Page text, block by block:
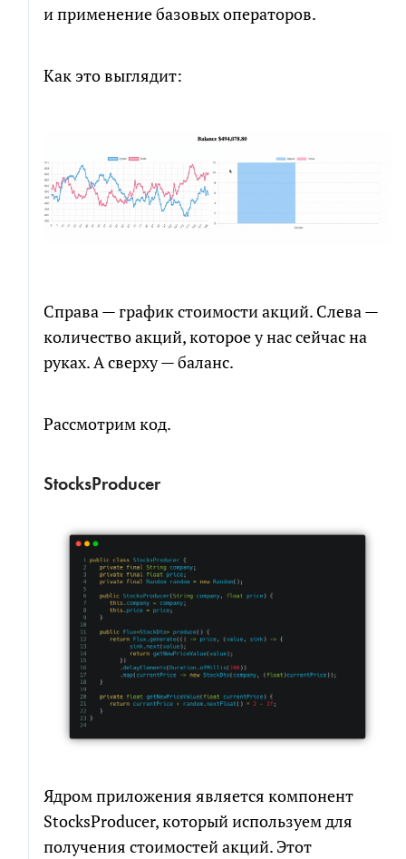
и применение базовых операторов.
Как это выглядит:
Справа — график стоимости акций. Слева —
количество акций, которое у нас сейчас на
руках. А сверху — баланс.
Рассмотрим код.
StocksProducer
Ядром приложения является компонент
StocksProducer, который используем для
получения стоимостей акций. Этот